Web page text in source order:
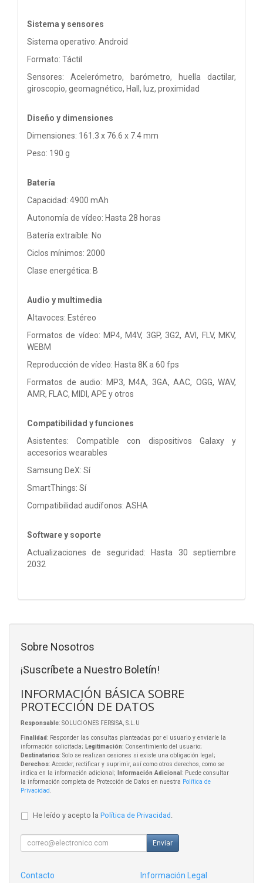
Sistema y sensores
Sistema operativo: Android
Formato: Táctil
Sensores: Acelerómetro, barómetro, huella dactilar,
giroscopio, geomagnético, Hall, luz, proximidad
Diseño y dimensiones
Dimensiones: 161.3 x 76.6 x 7.4 mm
Peso: 190 g
Batería
Capacidad: 4900 mAh
Autonomía de vídeo: Hasta 28 horas
Batería extraíble: No
Ciclos mínimos: 2000
Clase energética: B
Audio y multimedia
Altavoces: Estéreo
Formatos de vídeo: MP4, M4V, 3GP, 3G2, AVI, FLV, MKV,
WEBM
Reproducción de vídeo: Hasta 8K a 60 fps
Formatos de audio: MP3, M4A, 3GA, AAC, OGG, WAV,
AMR, FLAC, MIDI, APE y otros
Compatibilidad y funciones
Asistentes: Compatible con dispositivos Galaxy y
accesorios wearables
Samsung DeX: Sí
SmartThings: Sí
Compatibilidad audífonos: ASHA
Software y soporte
Actualizaciones de seguridad: Hasta 30 septiembre
2032
Sobre Nosotros
¡Suscríbete a Nuestro Boletín!
INFORMACIÓN BÁSICA SOBRE
PROTECCIÓN DE DATOS
Responsable: SOLUCIONES FERSISA, S.L.U
Finalidad: Responder las consultas planteadas por el usuario y enviarle la
información solicitada; Legitimación: Consentimiento del usuario;
Destinatarios: Solo se realizan cesiones si existe una obligación legal;
Derechos: Acceder, rectificar y suprimir, así como otros derechos, como se
indica en la información adicional;
Información Adicional : Puede consultar
la información completa de Protección de Datos en nuestra Política de
Privacidad
He leído y acepto la Política de Privacidad
Enviar
Contacto
Información Legal